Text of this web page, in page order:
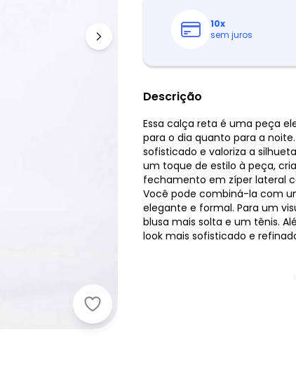
Lamis - Calca Daisy Recorte Lateral
10x
sem juros
Descrição
Essa calça reta é uma peça
para o dia quanto para a
sofisticado e valoriza a
um toque de estilo à peça,
fechamento em zíper lateral
Você pode combiná-la com
elegante e formal. Para um
blusa mais solta e um tênis.
look mais sofisticado e